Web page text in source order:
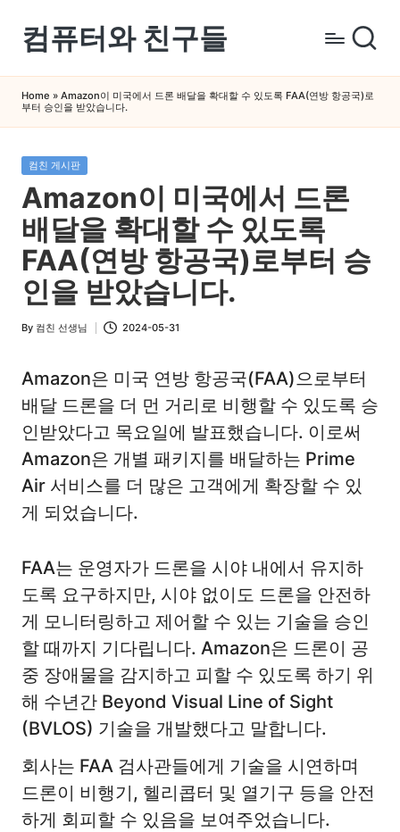
Skip
content
컴퓨터와 친구들
퓨
터
스
마
트
폰
을
쉽
게
배
는
곳
Home » Amazon이 미국에서 드론 배달을 확대할 수 있도록 FAA(연방 항공국)로
부터 승인을 받았습니다.
Posted
in
컴친 게시판
Amazon이 미국에서 드론
배달을 확대할 수 있도록
FAA(연방 항공국)로부터 승
인을 받았습니다.
Posted
By 컴친 선생님 2024-05-31
Amazon은 미국 연방 항공국(FAA)으로부터
배달 드론을 더 먼 거리로 비행할 수 있도록 승
인받았다고 목요일에 발표했습니다. 이로써
Amazon은 개별 패키지를 배달하는 Prime
Air 서비스를 더 많은 고객에게 확장할 수 있
게 되었습니다.
FAA는 운영자가 드론을 시야 내에서 유지하
도록 요구하지만, 시야 없이도 드론을 안전하
게 모니터링하고 제어할 수 있는 기술을 승인
할 때까지 기다립니다. Amazon은 드론이 공
중 장애물을 감지하고 피할 수 있도록 하기 위
해 수년간 Beyond Visual Line of Sight
(BVLOS) 기술을 개발했다고 말합니다.
회사는 FAA 검사관들에게 기술을 시연하며
드론이 비행기, 헬리콥터 및 열기구 등을 안전
하게 회피할 수 있음을 보여주었습니다.